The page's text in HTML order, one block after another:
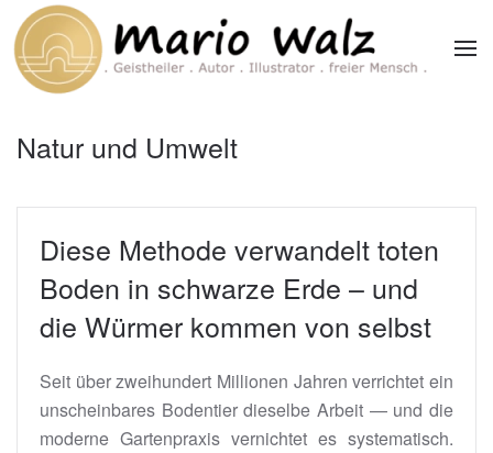
Zum Hauptinhalt springen
Natur und Umwelt
Diese Methode verwandelt toten
Boden in schwarze Erde – und
die Würmer kommen von selbst
Seit über zweihundert Millionen Jahren verrichtet ein
unscheinbares Bodentier dieselbe Arbeit — und die
moderne Gartenpraxis vernichtet es systematisch.